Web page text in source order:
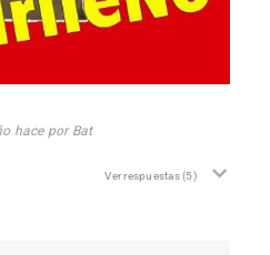
hace por Bat
Ver respuestas(5)